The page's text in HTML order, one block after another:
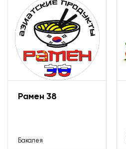
Бытовые услуги
Все для ремонта
Зоотовары
Красота и здоровье
Рамен 38
Бакалея